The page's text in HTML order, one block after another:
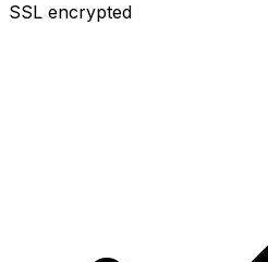
SSL encrypted